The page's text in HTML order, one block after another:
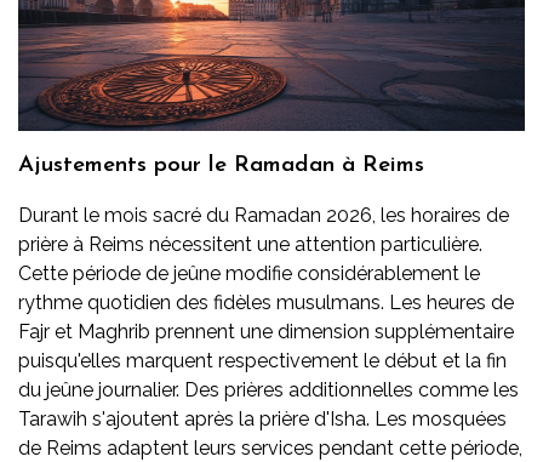
Ajustements pour le Ramadan à Reims
Durant le mois sacré du Ramadan 2026, les horaires de
prière à Reims nécessitent une attention particulière.
Cette période de jeûne modifie considérablement le
rythme quotidien des fidèles musulmans. Les heures de
Fajr et Maghrib prennent une dimension supplémentaire
puisqu'elles marquent respectivement le début et la fin
du jeûne journalier. Des prières additionnelles comme les
Tarawih s'ajoutent après la prière d'Isha. Les mosquées
de Reims adaptent leurs services pendant cette période,